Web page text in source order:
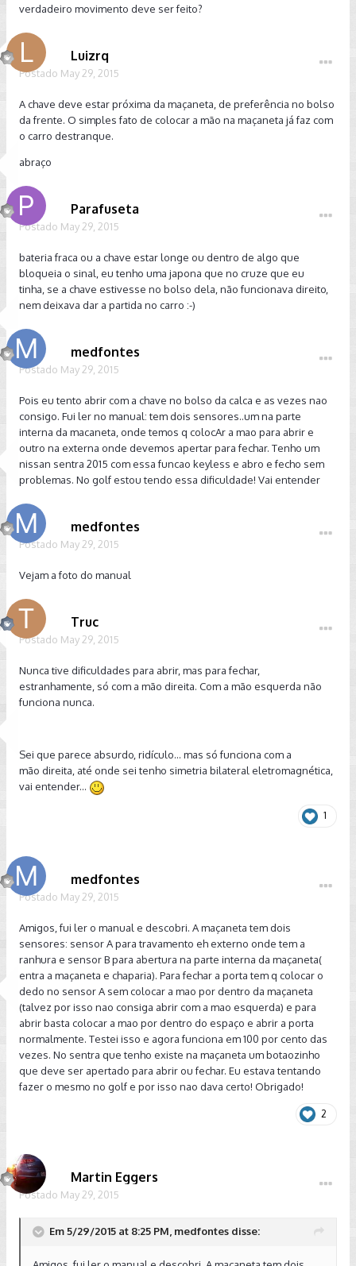
verdadeiro movimento deve ser feito?
Luizrq
Postado May 29, 2015
A chave deve estar próxima da maçaneta, de preferência no bolso
da frente. O simples fato de colocar a mão na maçaneta já faz com
o carro destranque.
abraço
Parafuseta
Postado May 29, 2015
bateria fraca ou a chave estar longe ou dentro de algo que
bloqueia o sinal, eu tenho uma japona que no cruze que eu
tinha, se a chave estivesse no bolso dela, não funcionava direito,
nem deixava dar a partida no carro :-)
medfontes
Postado May 29, 2015
Pois eu tento abrir com a chave no bolso da calca e as vezes nao
consigo. Fui ler no manual: tem dois sensores..um na parte
interna da macaneta, onde temos q colocAr a mao para abrir e
outro na externa onde devemos apertar para fechar. Tenho um
nissan sentra 2015 com essa funcao keyless e abro e fecho sem
problemas. No golf estou tendo essa dificuldade! Vai entender
medfontes
Postado May 29, 2015
Vejam a foto do manual
Truc
Postado May 29, 2015
Nunca tive dificuldades para abrir, mas para fechar,
estranhamente, só com a mão direita. Com a mão esquerda não
funciona nunca.
Sei que parece absurdo, ridículo... mas só funciona com a
mão direita, até onde sei tenho simetria bilateral eletromagnética,
vai entender...
1
medfontes
Postado May 29, 2015
Amigos, fui ler o manual e descobri. A maçaneta tem dois
sensores: sensor A para travamento eh externo onde tem a
ranhura e sensor B para abertura na parte interna da maçaneta(
entra a maçaneta e chaparia). Para fechar a porta tem q colocar o
dedo no sensor A sem colocar a mao por dentro da maçaneta
(talvez por isso nao consiga abrir com a mao esquerda) e para
abrir basta colocar a mao por dentro do espaço e abrir a porta
normalmente. Testei isso e agora funciona em 100 por cento das
vezes. No sentra que tenho existe na maçaneta um botaozinho
que deve ser apertado para abrir ou fechar. Eu estava tentando
fazer o mesmo no golf e por isso nao dava certo! Obrigado!
2
Martin Eggers
Postado May 29, 2015
Em 5/29/2015 at 8:25 PM, medfontes disse: